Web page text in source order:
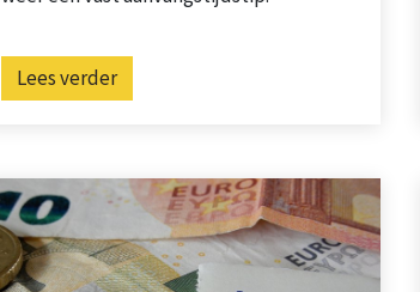
Lees verder